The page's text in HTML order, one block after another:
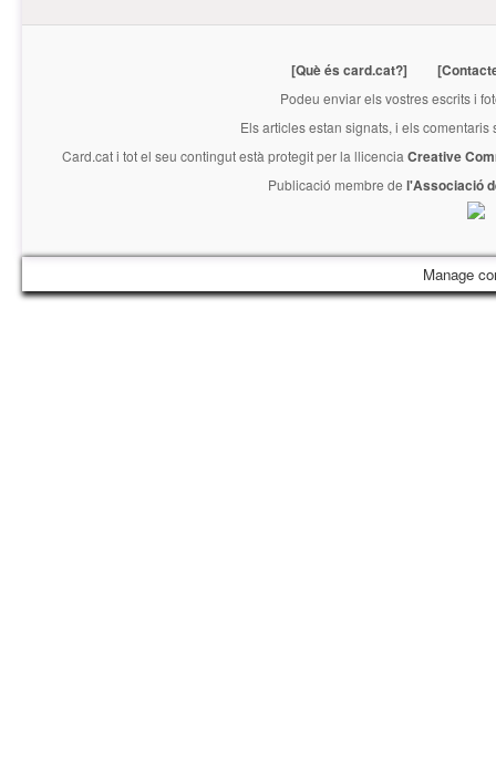
[Què és card.cat?]
Podeu enviar els vostres escrits i
Els articles estan signats, i els
Card.cati tot el seu contingut està protegit per la llicencia Creative
Publicació membre de l'Associació
Manage